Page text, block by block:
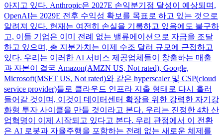
아지고 있다. Anthropic은 2027E 손익분기점 달성이 예상되며,
OpenAI는 2029E 전후 수익성 확보를 목표로 하고 있는 것으로
알려져 있다. 현재는 여전히 손실을 기록하고 있음에도 불구하
고, 이들 기업은 이미 전례 없는 밸류에이션으로 자금을 조달
하고 있으며, 총 지분가치는 이제 수조 달러 규모에 근접하고
있다. 우리는 이러한 AI 서비스 제공업체들이 창출하는 매출
과 자본이 결국 Amazon(AMZN US, Not rated), Google,
Microsoft(MSFT US, Not rated)와 같은 hyperscaler 및 CSP(cloud
service provider)들로 클라우드 인프라 지출 형태로 다시 흘러
들어갈 것이며, 이것이 데이터센터 확장을 위한 강력한 자기강
화형 투자 사이클을 만들 것이라고 본다. 우리는 진정한 4차 산
업혁명이 이제 시작되고 있다고 본다. 우리 관점에서 이 전환
은 AI 로봇과 자율주행을 포함하는 전례 없는 새로운 체제를